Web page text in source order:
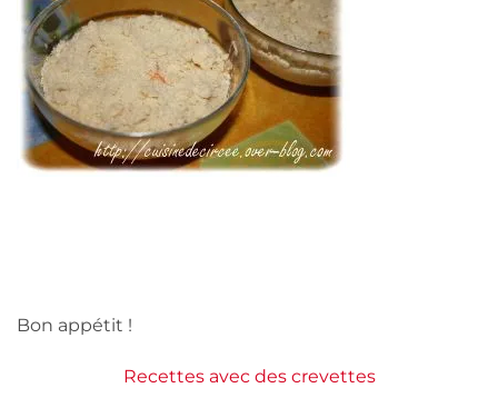
Bon appétit !
Recettes avec des crevettes